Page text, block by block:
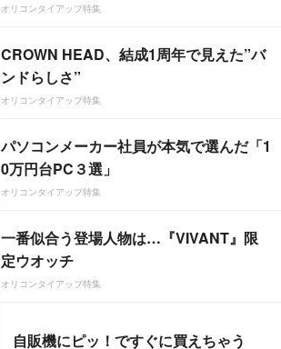
オリコンタイアップ特集
CROWN HEAD、結成1周年で見えた”バ
ンドらしさ”
オリコンタイアップ特集
パソコンメーカー社員が本気で選んだ「1
0万円台PC３選」
オリコンタイアップ特集
一番似合う登場人物は…『VIVANT』限
定ウオッチ
オリコンタイアップ特集
自販機にピッ！ですぐに買えちゃう